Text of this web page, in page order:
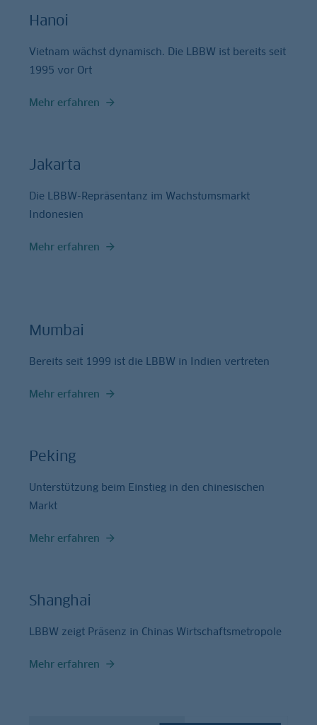
Hanoi
Vietnam wächst dynamisch. Die LBBW ist bereits seit
1995 vor Ort
Mehr erfahren
Jakarta
Die LBBW-Repräsentanz im Wachstumsmarkt
Indonesien
Mehr erfahren
Mumbai
Bereits seit 1999 ist die LBBW in Indien vertreten
Mehr erfahren
Peking
Unterstützung beim Einstieg in den chinesischen
Markt
Mehr erfahren
Shanghai
LBBW zeigt Präsenz in Chinas Wirtschaftsmetropole
Mehr erfahren